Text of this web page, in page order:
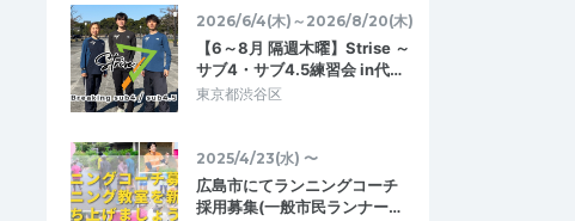
2026/6/4(木)～2026/8/20(木)
【6～8月 隔週木曜】Strise ～
サブ4・サブ4.5練習会 in代…
東京都渋谷区
2025/4/23(水) 〜
広島市にてランニングコーチ
採用募集(一般市民ランナー…